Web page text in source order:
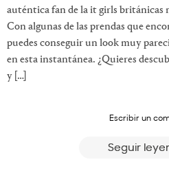
auténtica fan de la it girls británicas
Con algunas de las prendas que
puedes conseguir un look muy
en esta instantánea. ¿Quieres
y […]
Escribir un
Seguir